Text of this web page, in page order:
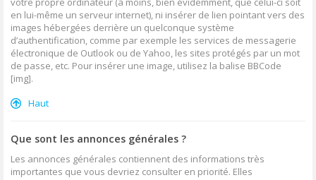
en lui-même un serveur internet), ni insérer de lien pointant vers des
images hébergées derrière un quelconque système
d’authentification, comme par exemple les services de messagerie
électronique de Outlook ou de Yahoo, les sites protégés par un mot
de passe, etc. Pour insérer une image, utilisez la balise BBCode
[img].
Haut
Que sont les annonces générales ?
Les annonces générales contiennent des informations très
importantes que vous devriez consulter en priorité. Elles